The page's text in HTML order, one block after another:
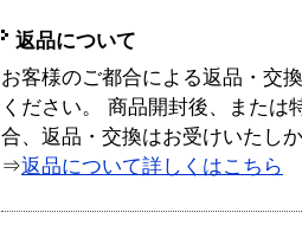
返品について
お客様のご都合による返品・交
ください。 商品開封後、または
合、返品・交換はお受けいたし
⇒返品について詳しくはこちら